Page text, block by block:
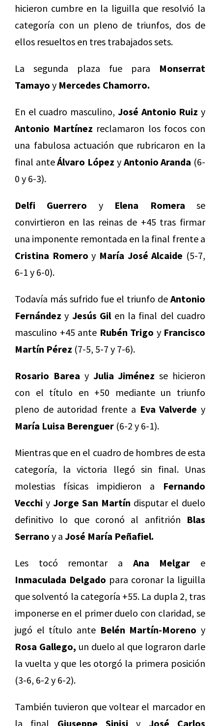
hicieron cumbre en la liguilla que resolvió la
categoría con un pleno de triunfos, dos de
ellos resueltos en tres trabajados sets.
La segunda plaza fue para Monserrat
Tamayo y Mercedes Chamorro.
En el cuadro masculino, José Antonio Ruiz y
Antonio Martínez reclamaron los focos con
una fabulosa actuación que rubricaron en la
final anteÁlvaro López y Antonio Aranda (6-
0 y 6-3).
Delfi Guerrero y Elena Romera se
convirtieron en las reinas de +45 tras firmar
una imponente remontada en la final frente a
Cristina Romero y María José Alcaide (5-7,
6-1 y 6-0).
Todavía más sufrido fue el triunfo de Antonio
Fernández y Jesús Gilen la final del cuadro
masculino +45 ante Rubén Trigo y Francisco
Martín Pérez (7-5, 5-7 y 7-6).
Rosario Barea y Julia Jiménez se hicieron
con el título en +50 mediante un triunfo
pleno de autoridad frente a Eva Valverde y
María Luisa Berenguer (6-2 y 6-1).
Mientras que en el cuadro de hombres de esta
categoría, la victoria llegó sin final. Unas
molestias físicas impidieron a Fernando
Vecchi y Jorge San Martín disputar el duelo
definitivo lo que coronó al anfitrión Blas
Serrano y a José María Peñafiel.
Les tocó remontar a Ana Melgar e
Inmaculada Delgado para coronar la liguilla
que solventó la categoría +55. La dupla 2, tras
imponerse en el primer duelo con claridad, se
jugó el título ante Belén Martín-Moreno y
Rosa Gallego, un duelo al que lograron darle
la vuelta y que les otorgó la primera posición
(3-6, 6-2 y 6-2).
También tuvieron que voltear el marcador en
la final Giuseppe Sinisi y José Carlos